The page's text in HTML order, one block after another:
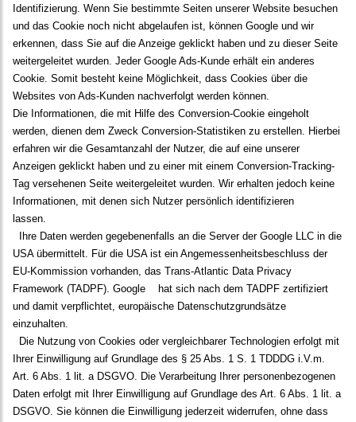
Identifizierung. Wenn Sie bestimmte Seiten unserer Website besuchen
und das Cookie noch nicht abgelaufen ist, können Google und wir
erkennen, dass Sie auf die Anzeige geklickt haben und zu dieser Seite
weitergeleitet wurden. Jeder Google Ads-Kunde erhält ein anderes
Cookie. Somit besteht keine Möglichkeit, dass Cookies über die
Websites von Ads-Kunden nachverfolgt werden können.
Die Informationen, die mit Hilfe des Conversion-Cookie eingeholt
werden, dienen dem Zweck Conversion-Statistiken zu erstellen. Hierbei
erfahren wir die Gesamtanzahl der Nutzer, die auf eine unserer
Anzeigen geklickt haben und zu einer mit einem Conversion-Tracking-
Tag versehenen Seite weitergeleitet wurden. Wir erhalten jedoch keine
Informationen, mit denen sich Nutzer persönlich identifizieren
lassen.
Ihre Daten werden gegebenenfalls an die Server der Google LLC in die
USA übermittelt. Für die USA ist ein Angemessenheitsbeschluss der
EU-Kommission vorhanden, das Trans-Atlantic Data Privacy
Framework (TADPF). Google
hat sich nach dem TADPF zertifiziert
und damit verpflichtet, europäische Datenschutzgrundsätze
einzuhalten.
Die Nutzung von Cookies oder vergleichbarer Technologien erfolgt mit
Ihrer Einwilligung auf Grundlage des § 25 Abs. 1 S. 1 TDDDG i.V.m.
Art. 6 Abs. 1 lit. a DSGVO. Die Verarbeitung Ihrer personenbezogenen
Daten erfolgt mit Ihrer Einwilligung auf Grundlage des Art. 6 Abs. 1 lit. a
DSGVO. Sie können die Einwilligung jederzeit widerrufen, ohne dass